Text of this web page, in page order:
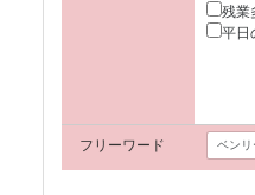
残業
平日
フリーワード